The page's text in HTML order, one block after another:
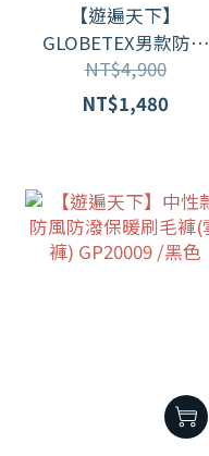
【遊遍天下】
GLOBETEX男款防水
防風透濕刷毛褲雪褲
GP20003 /黑色
NT$4,900
NT$1,480